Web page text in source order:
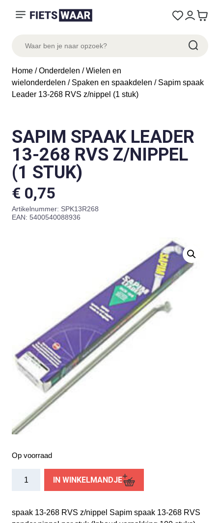
Home /Onderdelen /Wielen en
wielonderdelen / Spaken en spaakdelen / Sapim spaak
Leader 13-268 RVS z/nippel (1 stuk)
SAPIM SPAAK LEADER
13-268 RVS Z/NIPPEL
(1 STUK)
€ 0,75
Artikelnummer: SPK13R268
EAN: 5400540088936
Op voorraad
13-
268
IN WINKELMANDJE
spaak 13-268 RVS z/nippel Sapim spaak 13-268 RVS